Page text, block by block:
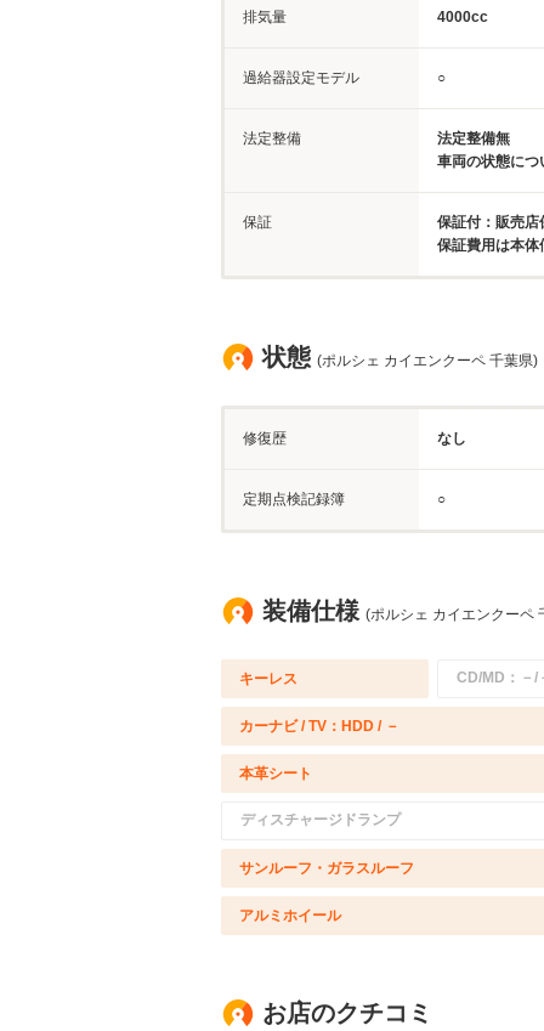
排気量 4000cc
過給器設定モデル ○
法定整備
法定整備無
車両の状態につ
保証
保証付：販売
保証費用は本体
状態 (ポルシェ カイエンクーペ 千葉県)
修復歴 なし
定期点検記録簿 ○
装備仕様 (ポルシェ カイエンクーペ
キーレス CD/MD：－/
カーナビ / TV：HDD / －
本革シート
ディスチャージドランプ
サンルーフ・ガラスルーフ
アルミホイール
お店のクチコミ